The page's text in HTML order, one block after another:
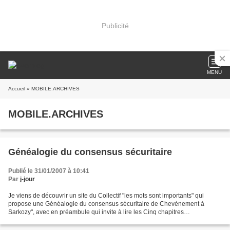
Publicité
MENU
Accueil » MOBILE.ARCHIVES
MOBILE.ARCHIVES
Généalogie du consensus sécuritaire
Publié le 31/01/2007 à 10:41
Par j-jour
Je viens de découvrir un site du Collectif "les mots sont importants" qui
propose une Généalogie du consensus sécuritaire de Chevènement à
Sarkozy", avec en préambule qui invite à lire les Cinq chapitres